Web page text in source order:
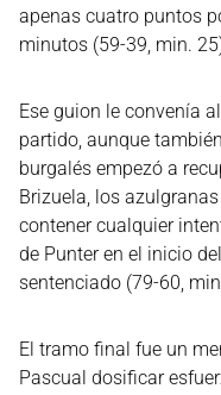
apenas cuatro puntos
minutos (59-39, min.
Ese guion le convenía
partido, aunque
burgalés empezó a
Brizuela, los
contener cualquier
de Punter en el inicio
sentenciado (79-60,
El tramo final fue un
Pascual dosificar